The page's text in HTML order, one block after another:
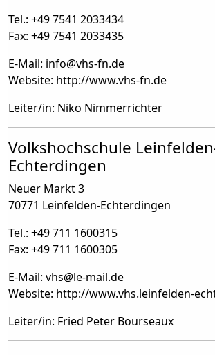
Tel.: +49 7541 2033434
Fax: +49 7541 2033435
E-Mail: info@vhs-fn.de
Website: http://www.vhs-fn.de
Leiter/in: Niko Nimmerrichter
Volkshochschule
Echterdingen
Neuer Markt 3
70771 Leinfelden-Echterdingen
Tel.: +49 711 1600315
Fax: +49 711 1600305
E-Mail: vhs@le-mail.de
Website: http://www.vhs.leinfelden-
Leiter/in: Fried Peter Bourseaux